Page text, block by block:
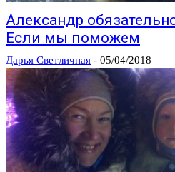
Александр
Если мы поможем
Дарья Светличная - 05/04/2018